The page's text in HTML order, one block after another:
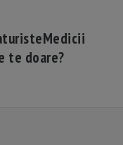
Medicii
te doare?